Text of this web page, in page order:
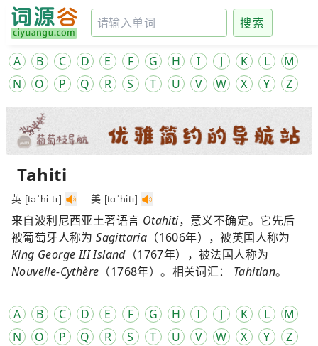
搜索
A B C D E F G H I J K L
M
N
O P Q R S T U V W X Y Z
Tahiti
英 [təˈhi:tɪ] 美 [tɑˈhitɪ]
来自波利尼西亚土著语言 Otahiti，意义不确定。它先后
被葡萄牙人称为Sagittaria （1606年），被英国人称为
King George III Island（1767年），被法国人称为
Nouvelle-Cythère （1768年）。相关词汇： Tahitian。
A B C D E F G H I J K L
M
N
O P Q R S T U V W X Y Z